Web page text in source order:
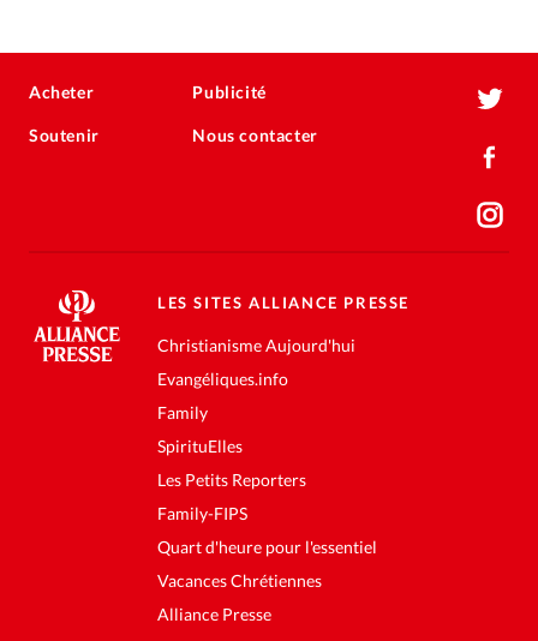
Acheter
Soutenir
Publicité
Nous contacter
LES SITES ALLIANCE PRESSE
Christianisme Aujourd'hui
Evangéliques.info
Family
SpirituElles
Les Petits Reporters
Family-FIPS
Quart d'heure pour l'essentiel
Vacances Chrétiennes
Alliance Presse